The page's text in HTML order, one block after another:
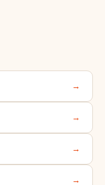
→
→
→
→